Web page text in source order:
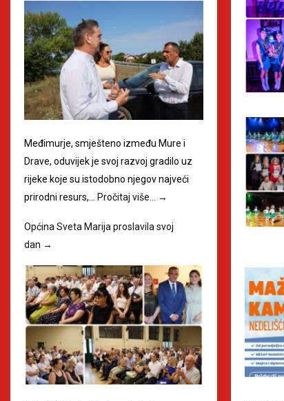
Međimurje, smješteno između Mure i
Drave, oduvijek je svoj razvoj gradilo uz
rijeke koje su istodobno njegov najveći
prirodni resurs,…
Pročitaj više… →
Općina Sveta Marija proslavila svoj
dan →